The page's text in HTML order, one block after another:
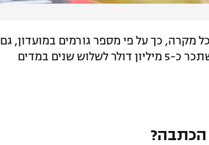
מקרה, כך על פי מספר גורמים במועדון, גם
אם מדר יבצע פניית פרסה וגם אם לא. מדר אמור להשתכר כ-5 מיליון דולר לשלוש שנים במדים